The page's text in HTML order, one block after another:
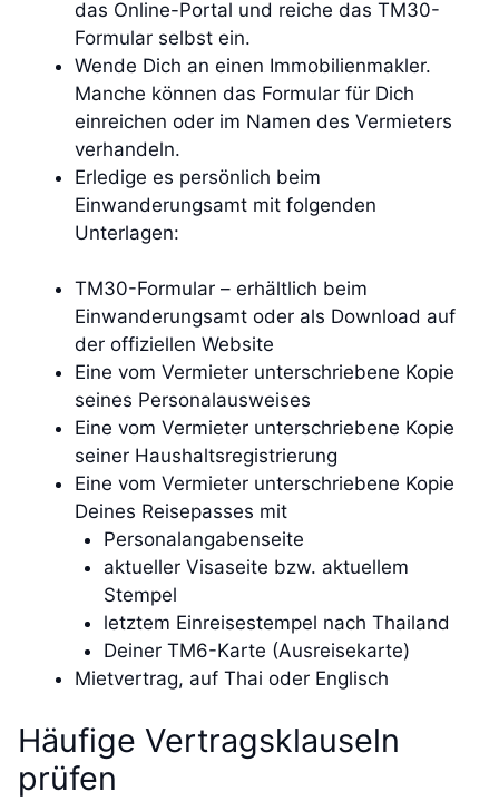
das Online-Portal und reiche das TM30-
Formular selbst ein.
Wende Dich an einen Immobilienmakler.
Manche können das Formular für Dich
einreichen oder im Namen des Vermieters
verhandeln.
Erledige es persönlich beim
Einwanderungsamt mit folgenden
Unterlagen:
TM30-Formular – erhältlich beim
Einwanderungsamt oder als Download auf
der offiziellen Website
Eine vom Vermieter unterschriebene Kopie
seines Personalausweises
Eine vom Vermieter unterschriebene Kopie
seiner Haushaltsregistrierung
Eine vom Vermieter unterschriebene Kopie
Deines Reisepasses mit
Personalangabenseite
aktueller Visaseite bzw. aktuellem
Stempel
letztem Einreisestempel nach Thailand
Deiner TM6-Karte (Ausreisekarte)
Mietvertrag, auf Thai oder Englisch
Häufige Vertragsklauseln
prüfen